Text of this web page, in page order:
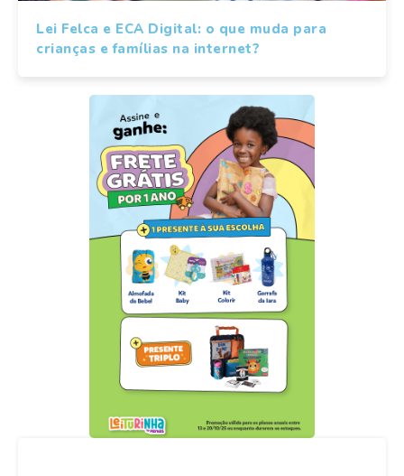
Lei Felca e ECA Digital: o que muda para
crianças e famílias na internet?